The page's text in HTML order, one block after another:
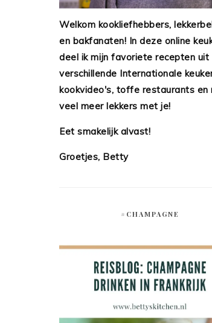
Welkom kookliefhebbers,
en bakfanaten! In deze online
deel ik mijn favoriete recepten uit
verschillende Internationale
kookvideo's, toffe restaurants en
veel meer lekkers met je!
Eet smakelijk alvast!
Groetjes, Betty
#CHAMPAGNE